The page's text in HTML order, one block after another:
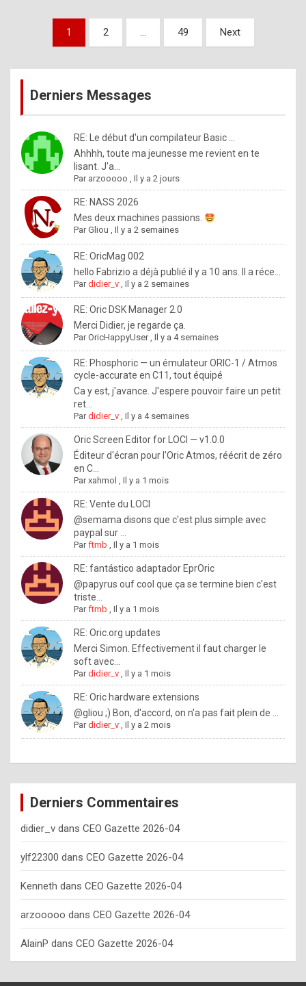
a
%
m
a
d
b
y
o
l
e
x
.
I
f
y
o
u
w
a
n
t
o
n
o
w
h
o
w
o
e
y
o
u
s
h
o
Pagination
publications
1 2 … 49 Next
Derniers Messages
RE: Le début d'un compilateur Basic ...
Ahhhh, toute ma jeunesse me revient en te
lisant. J'a...
Par arzooooo ,Il y a 2 jours
RE: NASS 2026
Mes deux machines passions.
ParGliou ,Il y a 2 semaines
RE: OricMag 002
hello Fabrizio a déjà publié il y a 10 ans. Il a réce...
Pardidier_v ,Il y a 2 semaines
RE: Oric DSK Manager 2.0
Merci Didier, je regarde ça.
ParOricHappyUser,Il y a 4 semaines
RE: Phosphoric — un émulateur ORIC-1 / Atmos
cycle-accurate en C11, tout équipé
Ca y est, j'avance. J'espere pouvoir faire un petit
ret...
Pardidier_v ,Il y a 4 semaines
Oric Screen Editor for LOCI — v1.0.0
Éditeur d'écran pour l'Oric Atmos, réécrit de zéro
en C...
Parxahmol ,Il y a 1 mois
RE: Vente du LOCI
@semama disons que c'est plus simple avec
paypal sur ...
Parftmb ,Il y a 1 mois
RE: fantástico adaptador EprOric
@papyrus ouf cool que ça se termine bien c'est
triste...
Parftmb ,Il y a 1 mois
RE: Oric.org updates
Merci Simon. Effectivement il faut charger le
soft avec...
Pardidier_v ,Il y a 1 mois
RE: Oric hardware extensions
@gliou ;) Bon, d'accord, on n'a pas fait plein de ...
Pardidier_v ,Il y a 2 mois
Derniers Commentaires
didier_v dans CEO Gazette 2026-04
ylf22300 dans CEO Gazette 2026-04
Kenneth dans CEO Gazette 2026-04
arzooooo dans CEO Gazette 2026-04
AlainP dans CEO Gazette 2026-04